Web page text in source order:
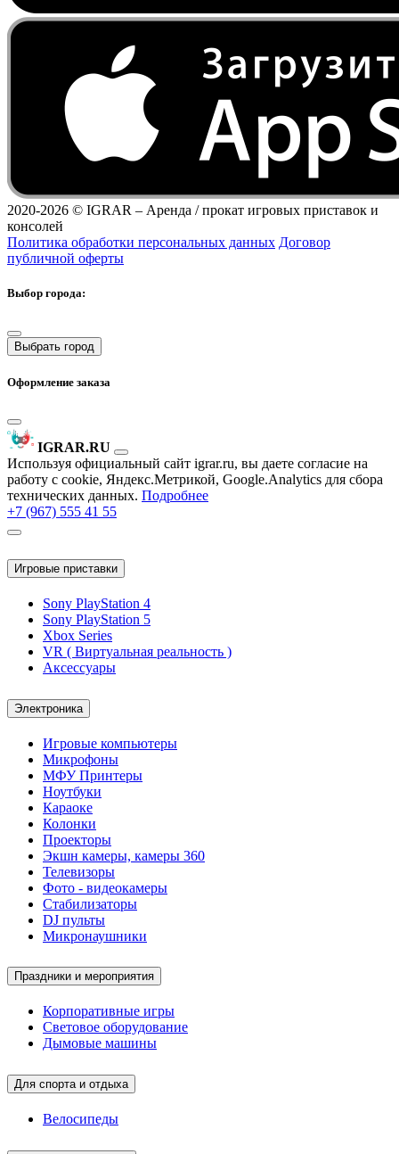
2020-2026 © IGRAR – Аренда / прокат игровых приставок и
консолей
Политика обработки персональных данных Договор
публичной оферты
Выбор города:
Выбрать город
Оформление заказа
IGRAR.RU
Используя официальный сайт igrar.ru, вы даете согласие на
работу с cookie, Яндекс.Метрикой, Google.Analytics для сбора
технических данных. Подробнее
+7 (967) 555 41 55
Игровые приставки
Sony PlayStation 4
Sony PlayStation 5
Xbox Series
VR ( Виртуальная реальность )
Аксессуары
Электроника
Игровые компьютеры
Микрофоны
МФУ Принтеры
Ноутбуки
Караоке
Колонки
Проекторы
Экшн камеры, камеры 360
Телевизоры
Фото - видеокамеры
Стабилизаторы
DJ пульты
Микронаушники
Праздники и мероприятия
Корпоративные игры
Световое оборудование
Дымовые машины
Для спорта и отдыха
Велосипеды